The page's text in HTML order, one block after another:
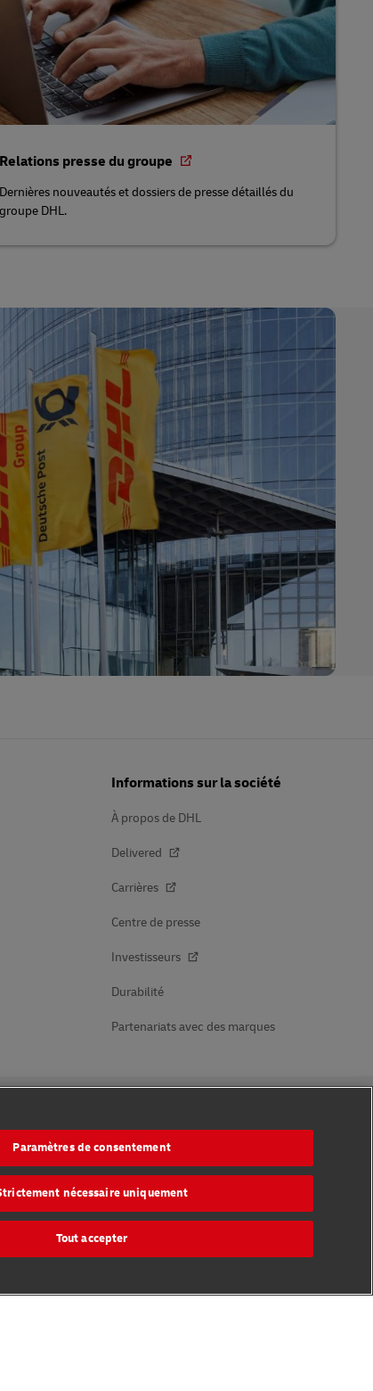
Relations presse du groupe
Dernières nouveautés et dossiers de presse détaillés du
groupe DHL.
Informations sur la société
À propos de DHL
Delivered
Carrières
Centre de presse
Investisseurs
Durabilité
Partenariats avec des marques
Paramètres de consentement
nécessaire uniquement
Tout accepter